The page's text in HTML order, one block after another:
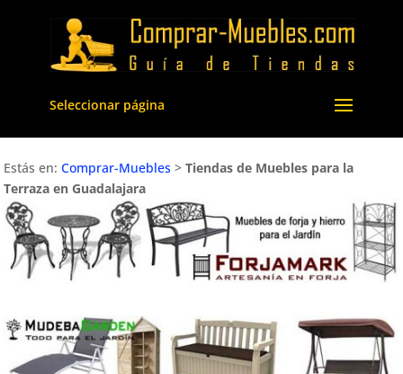
Seleccionar página
Estás en:Comprar-Muebles >Tiendas de Muebles para la
Terraza en Guadalajara